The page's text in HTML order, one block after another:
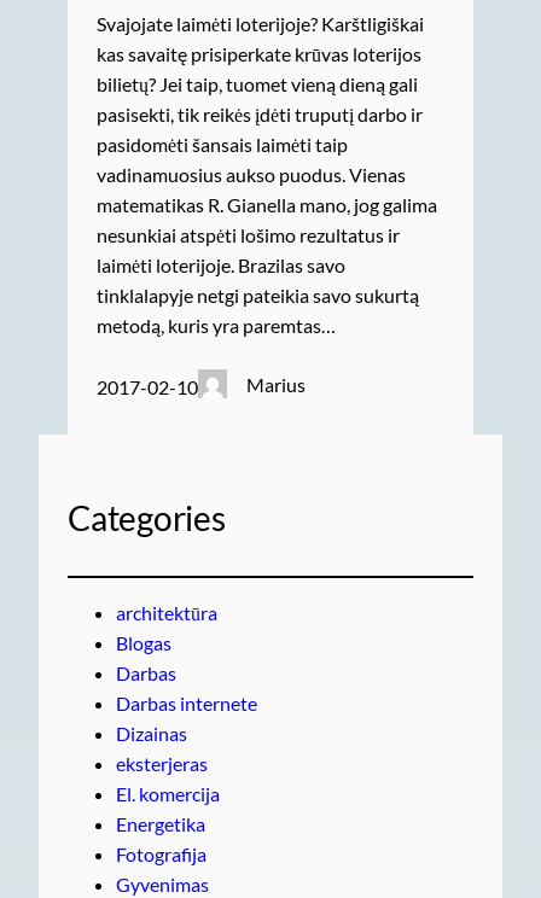
Svajojate laimėti loterijoje? Karštligiškai
kas savaitę prisiperkate krūvas loterijos
bilietų? Jei taip, tuomet vieną dieną gali
pasisekti, tik reikės įdėti truputį darbo ir
pasidomėti šansais laimėti taip
vadinamuosius aukso puodus. Vienas
matematikas R. Gianella mano, jog galima
nesunkiai atspėti lošimo rezultatus ir
laimėti loterijoje. Brazilas savo
tinklalapyje netgi pateikia savo sukurtą
metodą, kuris yra paremtas…
2017-02-10 Marius
Categories
architektūra
Blogas
Darbas
Darbas internete
Dizainas
eksterjeras
El. komercija
Energetika
Fotografija
Gyvenimas